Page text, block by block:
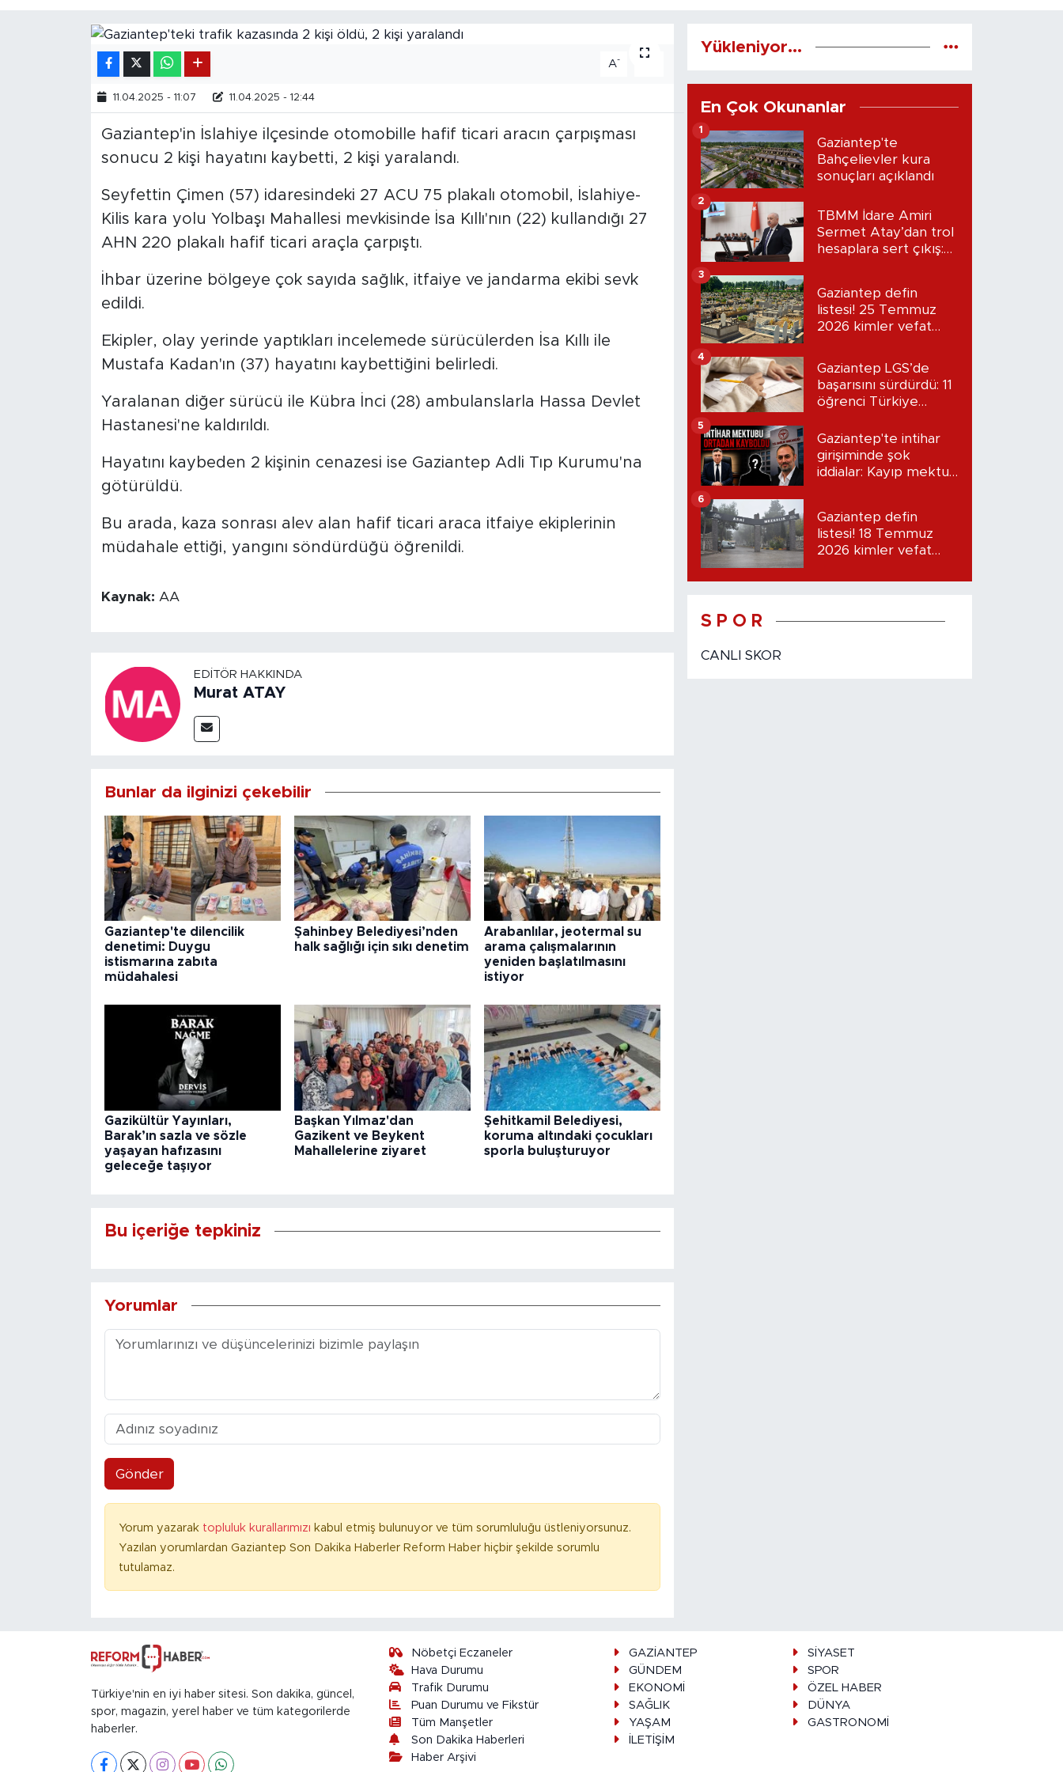
A-
11.04.2025 - 11:07 11.04.2025 - 12:44
Gaziantep'in İslahiye ilçesinde otomobille hafif ticari aracın çarpışması
sonucu 2 kişi hayatını kaybetti, 2 kişi yaralandı.
Seyfettin Çimen (57) idaresindeki 27 ACU 75 plakalı otomobil, İslahiye-
Kilis kara yolu Yolbaşı Mahallesi mevkisinde İsa Kıllı'nın (22) kullandığı 27
AHN 220 plakalı hafif ticari araçla çarpıştı.
İhbar üzerine bölgeye çok sayıda sağlık, itfaiye ve jandarma ekibi sevk
edildi.
Ekipler, olay yerinde yaptıkları incelemede sürücülerden İsa Kıllı ile
Mustafa Kadan'ın (37) hayatını kaybettiğini belirledi.
Yaralanan diğer sürücü ile Kübra İnci (28) ambulanslarla Hassa Devlet
Hastanesi'ne kaldırıldı.
Hayatını kaybeden 2 kişinin cenazesi ise Gaziantep Adli Tıp Kurumu'na
götürüldü.
Bu arada, kaza sonrası alev alan hafif ticari araca itfaiye ekiplerinin
müdahale ettiği, yangını söndürdüğü öğrenildi.
Kaynak: AA
EDITÖR HAKKINDA
Murat ATAY
Bunlar da ilginizi çekebilir
Gaziantep'te dilencilik
denetimi: Duygu
istismarına zabıta
müdahalesi
Şahinbey Belediyesi’nden
halk sağlığı için sıkı denetim
Arabanlılar, jeotermal su
arama çalışmalarının
yeniden başlatılmasını
istiyor
Gazikültür Yayınları,
Barak’ın sazla ve sözle
yaşayan hafızasını
geleceğe taşıyor
Başkan Yılmaz'dan
Gazikent ve Beykent
Mahallelerine ziyaret
Şehitkamil Belediyesi,
koruma altındaki çocukları
sporla buluşturuyor
Bu içeriğe tepkiniz
Yorumlar
Gönder
Yorum yazarak topluluk kurallarımızı kabul etmiş bulunuyor ve tüm sorumluluğu üstleniyorsunuz.
Yazılan yorumlardan Gaziantep Son Dakika Haberler Reform Haber hiçbir şekilde sorumlu
tutulamaz.
Yükleniyor...
En Çok Okunanlar
Gaziantep'te
Bahçelievler kura
sonuçları açıklandı
1
TBMM İdare Amiri
Sermet Atay’dan trol
hesaplara sert çıkış:
2
Gaziantep defin
listesi! 25 Temmuz
2026 kimler vefat
3
Gaziantep LGS’de
başarısını sürdürdü: 11
öğrenci Türkiye
4
Gaziantep'te intihar
girişiminde şok
iddialar: Kayıp mektup
5
Gaziantep defin
listesi! 18 Temmuz
2026 kimler vefat
6
S P O R
CANLI SKOR
Türkiye'nin en iyi haber sitesi. Son dakika, güncel,
spor, magazin, yerel haber ve tüm kategorilerde
haberler.
Nöbetçi Eczaneler
Hava Durumu
Trafik Durumu
Puan Durumu ve Fikstür
Tüm Manşetler
Son Dakika Haberleri
Haber Arşivi
GAZİANTEP
SİYASET
GÜNDEM
SPOR
EKONOMİ
ÖZEL HABER
SAĞLIK
DÜNYA
YAŞAM
GASTRONOMİ
İLETİŞİM